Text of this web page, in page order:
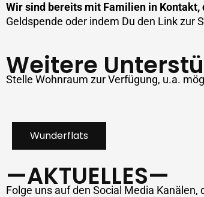
Wir sind bereits mit Familien in Kontakt,
Geldspende oder indem Du den Link zur
Weitere
Stelle Wohnraum zur Verfügung, u.a.
Wunderflats
—AKTUELLES—
Folge uns auf den Social Media